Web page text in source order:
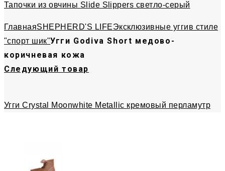
Тапочки из овчины Slide Slippers светло-серый
ГлавнаяSHEPHERD'S LIFEЭксклюзивные уггив стиле
"спорт шик"Угги Godiva Short медово-
коричневая кожа
Следующий товар
Угги Crystal Moonwhite Metallic кремовый перламутр